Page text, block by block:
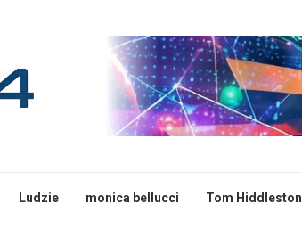
Ludzie monica bellucci Tom Hiddleston